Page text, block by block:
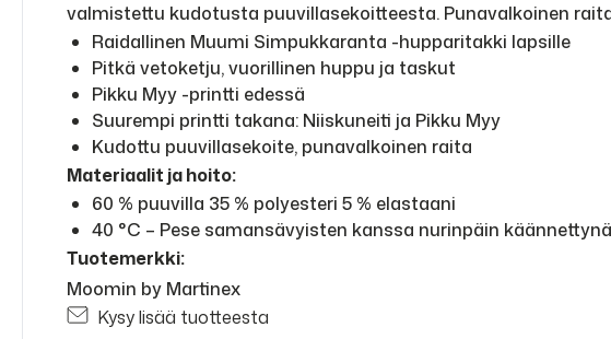
valmistettu kudotusta puuvillasekoitteesta. Punavalkoinen
Raidallinen Muumi Simpukkaranta -hupparitakki lapsille
Pitkä vetoketju, vuorillinen huppu ja taskut
Pikku Myy -printti edessä
Suurempi printti takana: Niiskuneiti ja Pikku Myy
Kudottu puuvillasekoite, punavalkoinen raita
Materiaalit ja hoito:
60 % puuvilla 35 % polyesteri 5 % elastaani
40 °C – Pese samansävyisten kanssa nurinpäin
Tuotemerkki:
Moomin by Martinex
Kysy lisää tuotteesta